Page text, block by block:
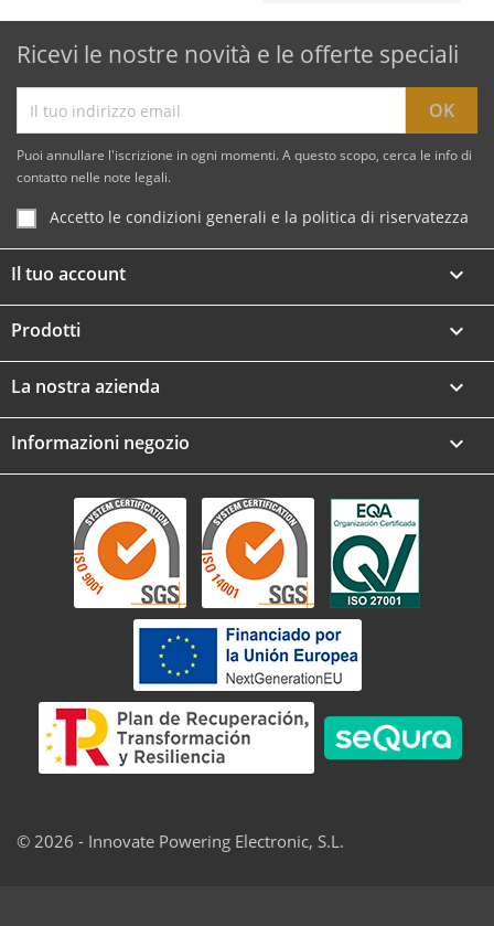
Ricevi le nostre novità e le offerte speciali
Puoi annullare l'iscrizione in ogni momenti. A questo scopo, cerca le info di
contatto nelle note legali.
Accetto le condizioni generali e la politica di riservatezza
Il tuo account 
Prodotti 
La nostra azienda 
Informazioni negozio keyboard_arrow_down
© 2026 - Innovate Powering Electronic, S.L.